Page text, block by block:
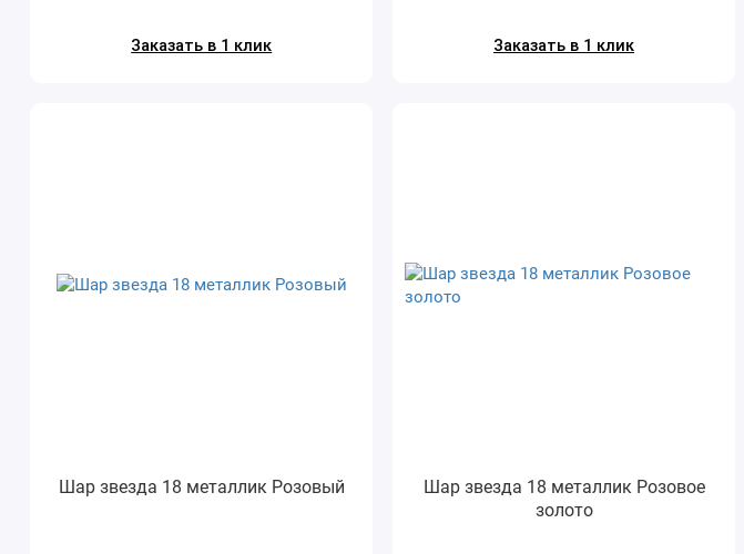
Заказать в 1 клик Заказать в 1 клик
Шар звезда 18 металлик Розовый
Шар звезда 18 металлик Розовое
золото